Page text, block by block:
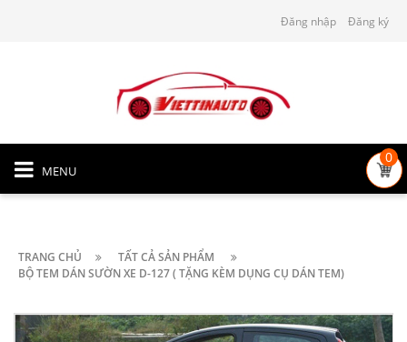
Đăng nhập Đăng ký
MENU
0
TRANG CHỦ
TẤT CẢ SẢN PHẨM
BỘ TEM DÁN SƯỜN XE D-127 ( TẶNG KÈM DỤNG CỤ DÁN TEM)